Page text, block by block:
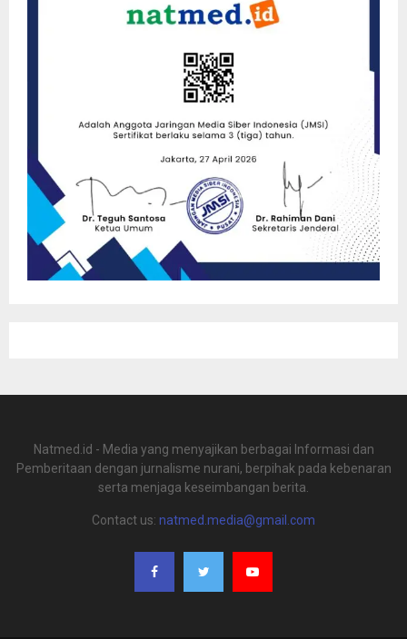
Natmed.id - Media yang menyajikan berbagai Informasi dan
Pemberitaan dengan jurnalisme nurani, berpihak pada kebenaran
serta menjaga keseimbangan berita.
Contact us: natmed.media@gmail.com